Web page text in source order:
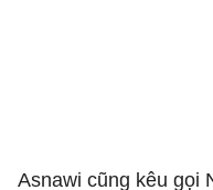
Asnawi cũng kêu gọi